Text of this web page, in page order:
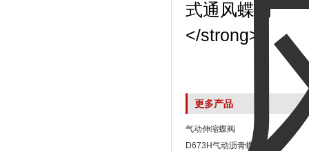
更多产品
气动伸缩蝶阀
D673H气动沥青蝶阀